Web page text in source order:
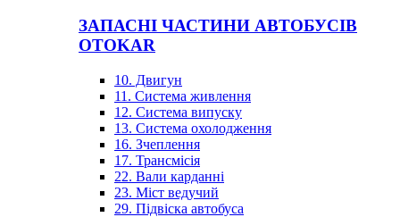
ЗАПАСНІ ЧАСТИНИ АВТОБУСІВ
OTOKAR
10. Двигун
11. Система живлення
12. Система випуску
13. Система охолодження
16. Зчеплення
17. Трансмісія
22. Вали карданні
23. Міст ведучий
29. Підвіска автобуса